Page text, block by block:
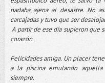
nadaba ajena al desastre. No
carcajadas y tuvo que ser
A partir de ese día supieron que
corazón.
Felicidades amiga. Un placer
a la piscina emulando
siempre.